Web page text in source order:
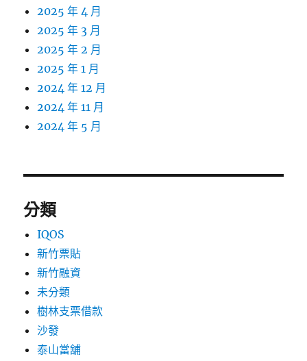
2025 年 4 月
2025 年 3 月
2025 年 2 月
2025 年 1 月
2024 年 12 月
2024 年 11 月
2024 年 5 月
分類
IQOS
新竹票貼
新竹融資
未分類
樹林支票借款
沙發
泰山當舖